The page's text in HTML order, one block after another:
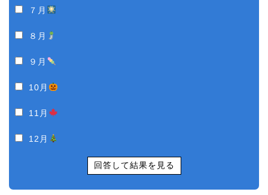
７月
８月
９月
10月
11月
12月
回答して結果を見る